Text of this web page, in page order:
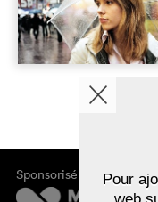
Sponsorisé par
Pour
web